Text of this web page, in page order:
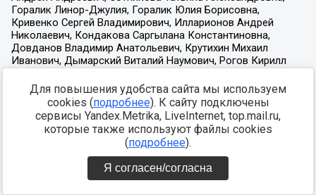
Для повышения удобства сайта мы используем
cookies (подробнее). К сайту подключены
сервисы Yandex.Metrika, LiveInternet, top.mail.ru,
которые также используют файлы cookies
(подробнее).
Я согласен/согласна